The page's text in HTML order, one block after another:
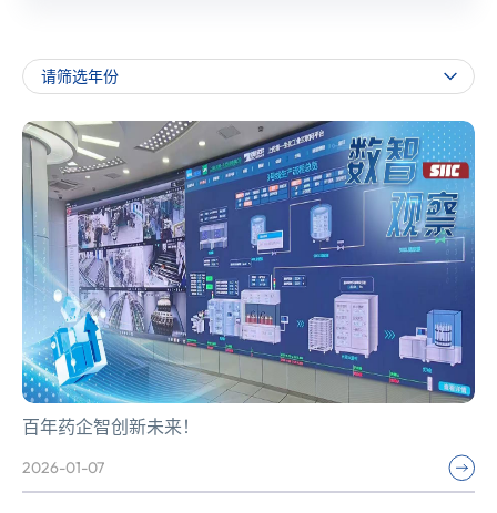
百年药企智创新未来！
2026-01-07